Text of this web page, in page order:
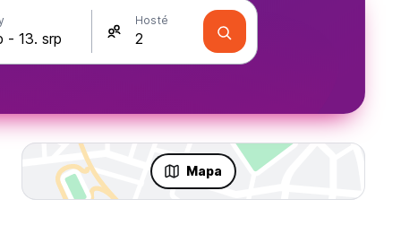
Hosté
Mapa